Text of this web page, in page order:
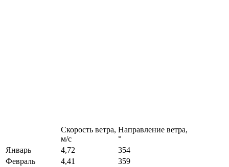
Скорость ветра,
м/с
Направление ветра,
°
Январь
4,72
354
Февраль
4,41
359